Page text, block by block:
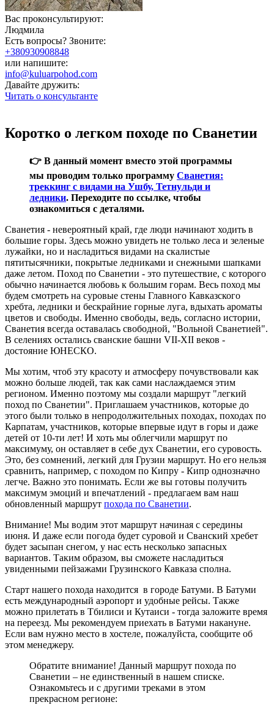
Вас проконсультируют:
Людмила
Есть вопросы? Звоните:
+380930908848
или напишите:
info@kuluarpohod.com
Давайте дружить:
Читать о консультанте
Коротко о легком походе по Сванетии
👉 В данный момент вместо этой программы
мы проводим только программу Сванетия:
треккинг с видами на Ушбу, Тетнульди и
ледники. Переходите по ссылке, чтобы
ознакомиться с деталями.
Сванетия - невероятный край, где люди начинают ходить в
большие горы. Здесь можно увидеть не только леса и зеленые
лужайки, но и насладиться видами на скалистые
пятитысячники, покрытые ледниками и снежными шапками
даже летом. Поход по Сванетии - это путешествие, с которого
обычно начинается любовь к большим горам. Весь поход мы
будем смотреть на суровые стены Главного Кавказского
хребта, ледники и бескрайние горные луга, вдыхать ароматы
цветов и свободы. Именно свободы, ведь, согласно истории,
Сванетия всегда оставалась свободной, "Вольной Сванетией".
В селениях остались сванские башни VII-XII веков -
достояние ЮНЕСКО.
Мы хотим, чтоб эту красоту и атмосферу почувствовали как
можно больше людей, так как сами наслаждаемся этим
регионом. Именно поэтому мы создали маршрут "легкий
поход по Сванетии". Приглашаем участников, которые до
этого были только в непродолжительных походах, походах по
Карпатам, участников, которые впервые идут в горы и даже
детей от 10-ти лет! И хоть мы облегчили маршрут по
максимуму, он оставляет в себе дух Сванетии, его суровость.
Это, без сомнений, легкий для Грузии маршрут. Но его нельзя
сравнить, например, с походом по Кипру - Кипр однозначно
легче. Важно это понимать. Если же вы готовы получить
максимум эмоций и впечатлений - предлагаем вам наш
обновленный маршрут похода по Сванетии.
Внимание! Мы водим этот маршрут начиная с середины
июня. И даже если погода будет суровой и Сванский хребет
будет засыпан снегом, у нас есть несколько запасных
вариантов. Таким образом, вы сможете насладиться
увиденными пейзажами Грузинского Кавказа сполна.
Старт нашего похода находится в городе Батуми. В Батуми
есть международный аэропорт и удобные рейсы. Также
можно прилетать в Тбилиси и Кутаиси - тогда заложите время
на переезд. Мы рекомендуем приехать в Батуми накануне.
Если вам нужно место в хостеле, пожалуйста, сообщите об
этом менеджеру.
Обратите внимание! Данный маршрут похода по
Сванетии – не единственный в нашем списке.
Ознакомьтесь и с другими треками в этом
прекрасном регионе: